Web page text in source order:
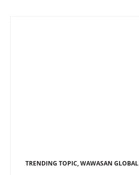
TRENDING TOPIC,WAWASAN GLOBAL